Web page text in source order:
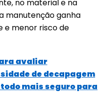
no material e na
manutenção ganha
e menor risco de
avaliar
de decapagem
mais seguro para